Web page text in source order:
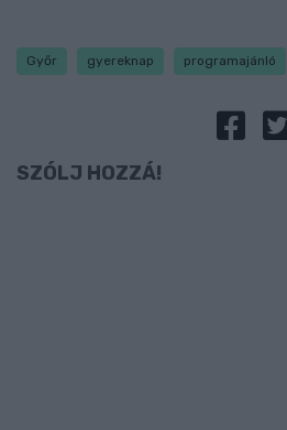
Győr gyereknap programajánló
SZÓLJ HOZZÁ!